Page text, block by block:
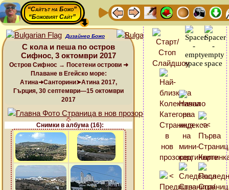
“Сайтът на Божо”
“Божовият Сайт”
Дизайнер Божо
С кола и пеша по остров
Сифнос, 3 октомври 2017
Остров Сифнос → Посетени острови ➜
Плаване в Егейско море:
Атина➜Санторини➤Атина 2017,
Гърция, 30 септември—15 октомври
2017
Снимки в албума (16):